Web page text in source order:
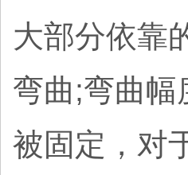
大部分依靠
弯曲;弯曲幅
被固定，对